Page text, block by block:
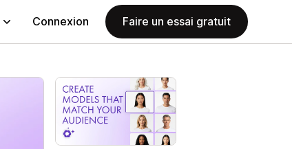
Connexion Faire un essai gratuit